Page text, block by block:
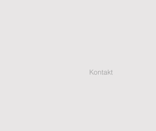
Kontakt